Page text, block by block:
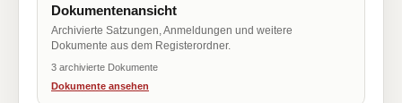
Dokumentenansicht
Archivierte Satzungen, Anmeldungen und weitere
Dokumente aus dem Registerordner.
3 archivierte Dokumente
Dokumente ansehen